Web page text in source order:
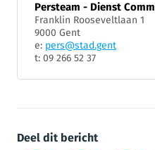
Persteam - Dienst
Franklin Rooseveltlaan 1
9000 Gent
e: pers@stad.gent
t: 09 266 52 37
Deel dit bericht